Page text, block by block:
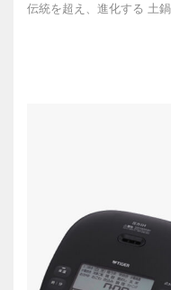
伝統を超え、進化する 土